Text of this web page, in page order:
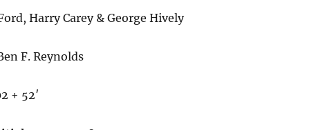
Harry Carey & George Hively
F. Reynolds
+ 52′